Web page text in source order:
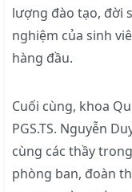
lượng đào tạo, đời
nghiệm của sinh
hàng đầu.
Cuối cùng, khoa
PGS.TS. Nguyễn
cùng các thầy
phòng ban, đoàn